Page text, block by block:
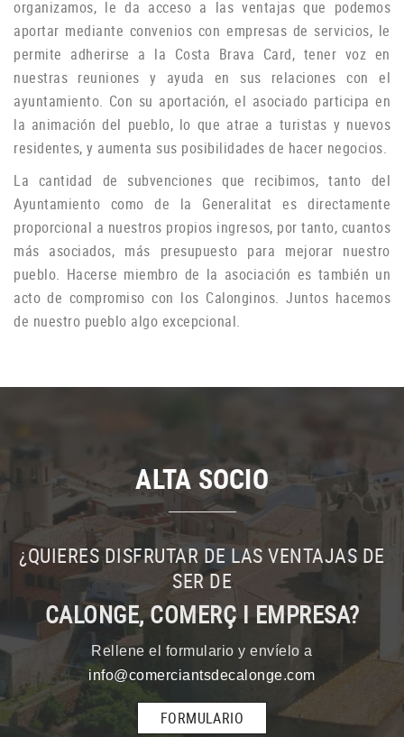
organizamos, le da acceso a las ventajas que podemos
aportar mediante convenios con empresas de servicios, le
permite adherirse a la Costa Brava Card, tener voz en
nuestras reuniones y ayuda en sus relaciones con el
ayuntamiento. Con su aportación, el asociado participa en
la animación del pueblo, lo que atrae a turistas y nuevos
residentes, y aumenta sus posibilidades de hacer negocios.
La cantidad de subvenciones que recibimos, tanto del
Ayuntamiento como de la Generalitat es directamente
proporcional a nuestros propios ingresos, por tanto, cuantos
más asociados, más presupuesto para mejorar nuestro
pueblo. Hacerse miembro de la asociación es también un
acto de compromiso con los Calonginos.Juntos hacemos
de nuestro pueblo algo excepcional.
ALTA SOCIO
¿QUIERES DISFRUTAR DE LAS VENTAJAS DE
SER DE
CALONGE, COMERÇ I EMPRESA?
Rellene el formulario y envíelo a
info@comerciantsdecalonge.com
FORMULARIO